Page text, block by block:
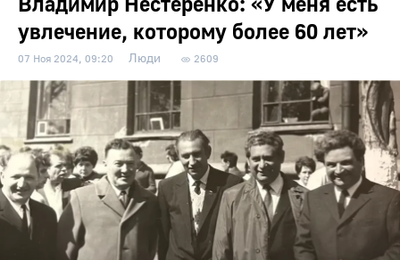
увлечение, которому более 60 лет»
07 Ноя 2024, 09:20 Люди 2609